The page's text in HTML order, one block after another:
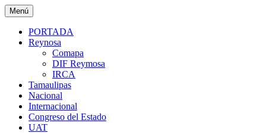
Saltar
al
contenido
Menú
PORTADA
Reynosa
Comapa
DIF Reymosa
IRCA
Tamaulipas
Nacional
Internacional
Congreso del Estado
UAT